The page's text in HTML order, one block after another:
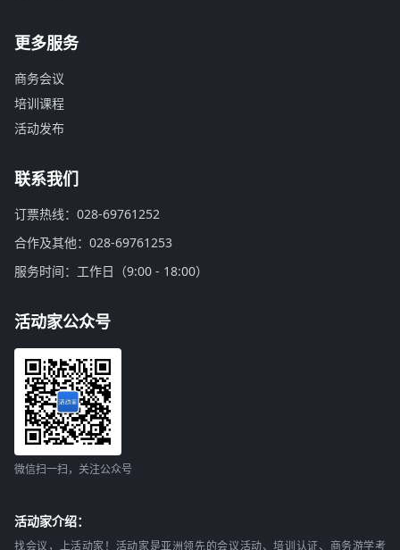
更多服务
商务会议
培训课程
活动发布
联系我们
订票热线：028-69761252
合作及其他：028-69761253
服务时间：工作日（9:00 - 18:00）
活动家公众号
微信扫一扫，关注公众号
活动家介绍：
找会议，上活动家！活动家是亚洲领先的会议活动、培训认证、商务游学考